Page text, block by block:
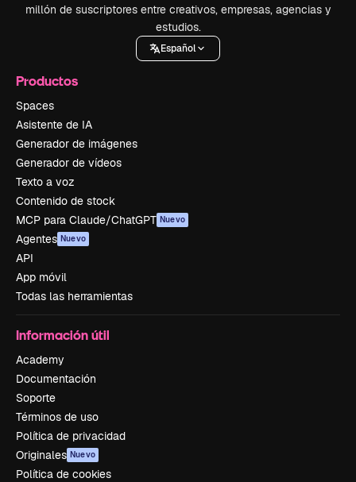
millón de suscriptores entre creativos, empresas, agencias y
estudios.
Español
Productos
Spaces
Asistente de IA
Generador de imágenes
Generador de vídeos
Texto a voz
Contenido de stock
MCP para Claude/ChatGPT Nuevo
Agentes Nuevo
API
App móvil
Todas las herramientas
Información útil
Academy
Documentación
Soporte
Términos de uso
Política de privacidad
Originales Nuevo
Política de cookies